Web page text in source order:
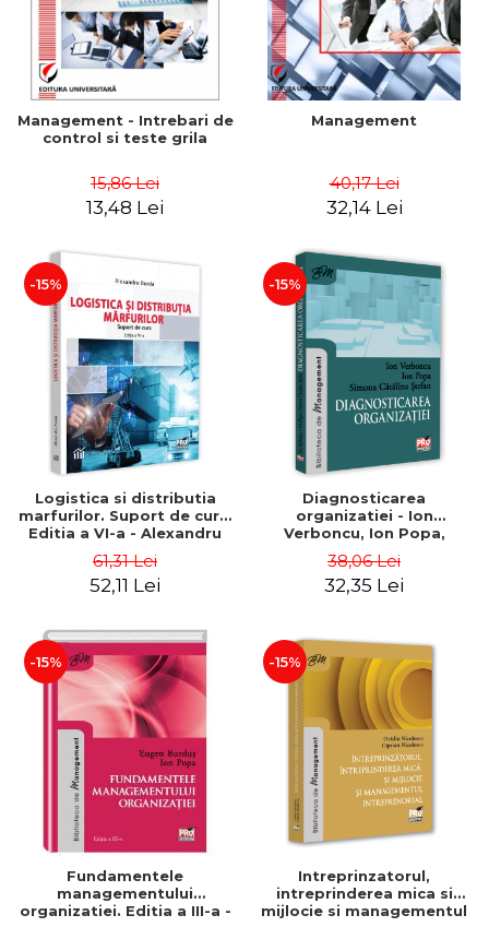
Management - Intrebari de
control si teste grila
15,86 Lei
13,48 Lei
Management
40,17 Lei
32,14 Lei
-15%
Logistica si distributia
marfurilor. Suport de curs.
Editia a VI-a - Alexandru
61,31 Lei
52,11 Lei
-15%
Diagnosticarea
organizatiei - Ion
Verboncu, Ion Popa,
38,06 Lei
32,35 Lei
-15%
Fundamentele
managementului
organizatiei. Editia a III-a -
-15%
Intreprinzatorul,
intreprinderea mica si
mijlocie si managementul